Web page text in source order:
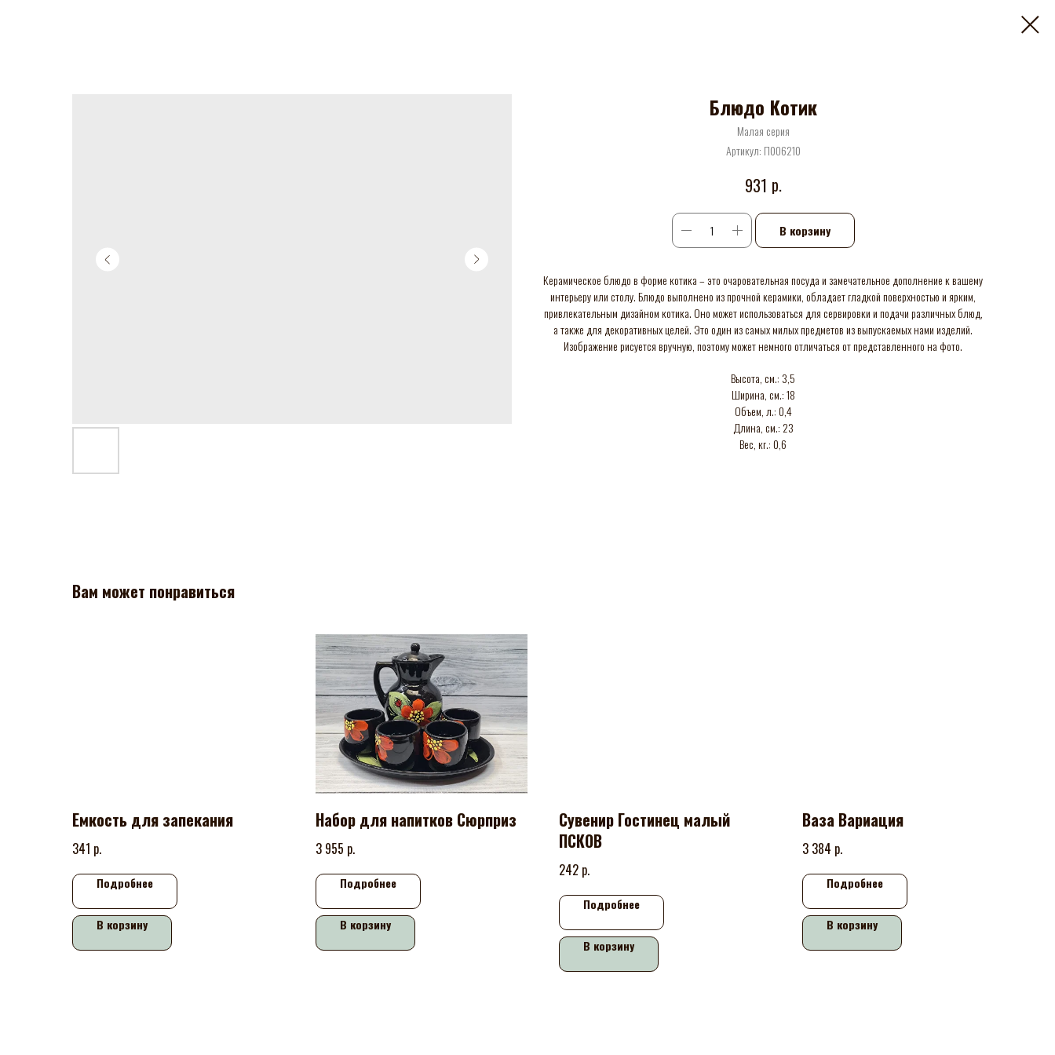
Блюдо Котик
Малая серия
Артикул: П006210
931 р.
В корзину
Керамическое блюдо в форме котика – это очаровательная посуда и замечательное дополнение к вашему
интерьеру или столу. Блюдо выполнено из прочной керамики, обладает гладкой поверхностью и ярким,
привлекательным дизайном котика. Оно может использоваться для сервировки и подачи различных блюд,
а также для декоративных целей. Это один из самых милых предметов из выпускаемых нами изделий.
Изображение рисуется вручную, поэтому может немного отличаться от представленного на фото.
Высота, см.: 3,5
Ширина, см.: 18
Объем, л.: 0,4
Длина, см.: 23
Вес, кг.: 0,6
Вам может понравиться
Емкость для запекания
341 р.
Подробнее
В корзину
Набор для напитков Сюрприз
3 955 р.
Подробнее
В корзину
Сувенир Гостинец малый
ПСКОВ
242 р.
Подробнее
В корзину
Ваза Вариация
3 384 р.
Подробнее
В корзину